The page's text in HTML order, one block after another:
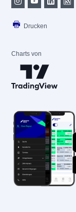
Drucken
Charts von